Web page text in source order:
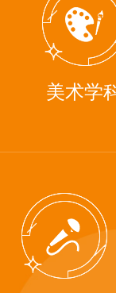
美术学